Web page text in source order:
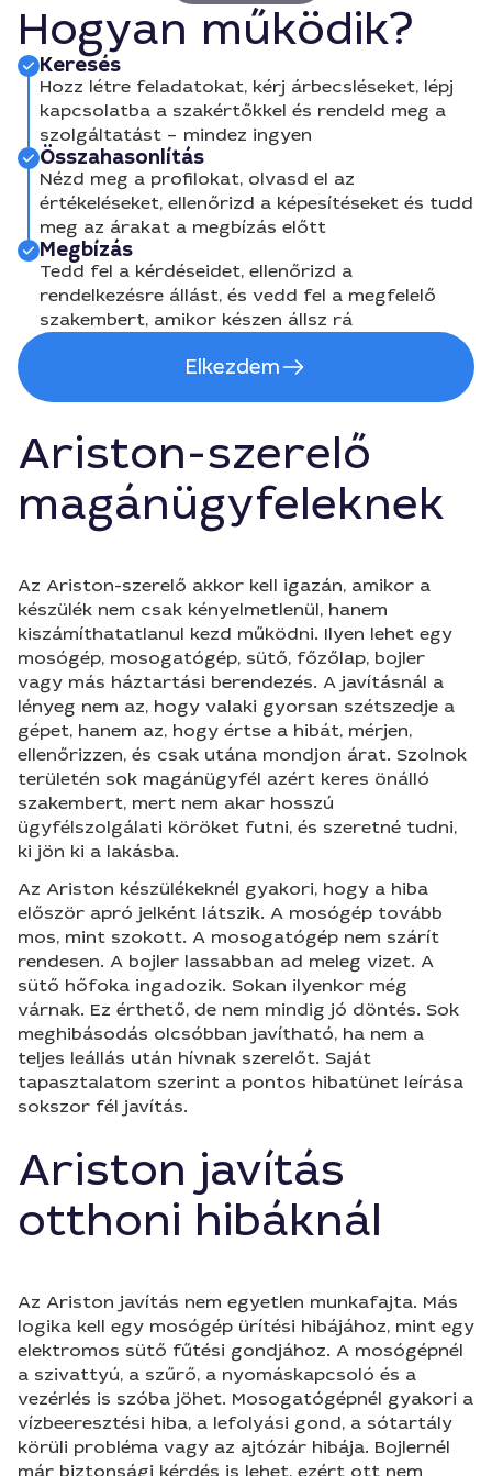
Hogyan működik?
Keresés
Hozz létre feladatokat, kérj árbecsléseket, lépj
kapcsolatba a szakértőkkel és rendeld meg a
szolgáltatást – mindez ingyen
Összahasonlítás
Nézd meg a profilokat, olvasd el az
értékeléseket, ellenőrizd a képesítéseket és tudd
meg az árakat a megbízás előtt
Megbízás
Tedd fel a kérdéseidet, ellenőrizd a
rendelkezésre állást, és vedd fel a megfelelő
szakembert, amikor készen állsz rá
Elkezdem
Ariston-szerelő
magánügyfeleknek
Az Ariston-szerelő akkor kell igazán, amikor a
készülék nem csak kényelmetlenül, hanem
kiszámíthatatlanul kezd működni. Ilyen lehet egy
mosógép, mosogatógép, sütő, főzőlap, bojler
vagy más háztartási berendezés. A javításnál a
lényeg nem az, hogy valaki gyorsan szétszedje a
gépet, hanem az, hogy értse a hibát, mérjen,
ellenőrizzen, és csak utána mondjon árat. Szolnok
területén sok magánügyfél azért keres önálló
szakembert, mert nem akar hosszú
ügyfélszolgálati köröket futni, és szeretné tudni,
ki jön ki a lakásba.
Az Ariston készülékeknél gyakori, hogy a hiba
először apró jelként látszik. A mosógép tovább
mos, mint szokott. A mosogatógép nem szárít
rendesen. A bojler lassabban ad meleg vizet. A
sütő hőfoka ingadozik. Sokan ilyenkor még
várnak. Ez érthető, de nem mindig jó döntés. Sok
meghibásodás olcsóbban javítható, ha nem a
teljes leállás után hívnak szerelőt. Saját
tapasztalatom szerint a pontos hibatünet leírása
sokszor fél javítás.
Ariston javítás
otthoni hibáknál
Az Ariston javítás nem egyetlen munkafajta. Más
logika kell egy mosógép ürítési hibájához, mint egy
elektromos sütő fűtési gondjához. A mosógépnél
a szivattyú, a szűrő, a nyomáskapcsoló és a
vezérlés is szóba jöhet. Mosogatógépnél gyakori a
vízbeeresztési hiba, a lefolyási gond, a sótartály
körüli probléma vagy az ajtózár hibája. Bojlernél
már biztonsági kérdés is lehet, ezért ott nem